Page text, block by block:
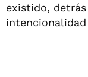
existido,